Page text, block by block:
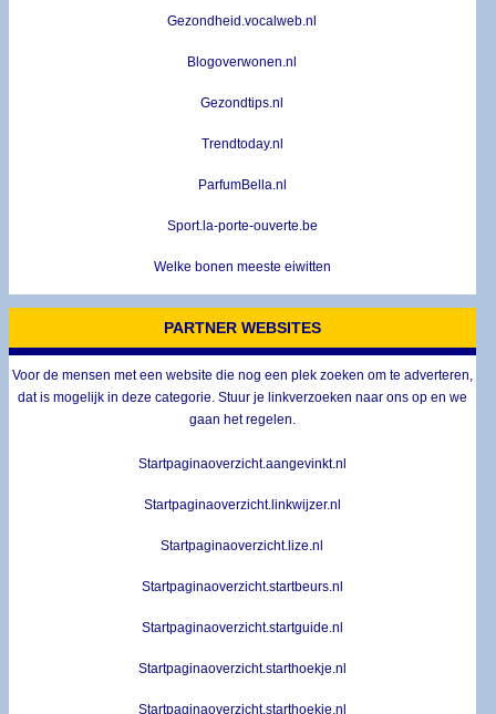
Gezondheid.vocalweb.nl
Blogoverwonen.nl
Gezondtips.nl
Trendtoday.nl
ParfumBella.nl
Sport.la-porte-ouverte.be
Welke bonen meeste eiwitten
PARTNER WEBSITES
Voor de mensen met een website die nog een plek zoeken om te adverteren,
dat is mogelijk in deze categorie. Stuur je linkverzoeken naar ons op en we
gaan het regelen.
Startpaginaoverzicht.aangevinkt.nl
Startpaginaoverzicht.linkwijzer.nl
Startpaginaoverzicht.lize.nl
Startpaginaoverzicht.startbeurs.nl
Startpaginaoverzicht.startguide.nl
Startpaginaoverzicht.starthoekje.nl
Startpaginaoverzicht.starthoekje.nl